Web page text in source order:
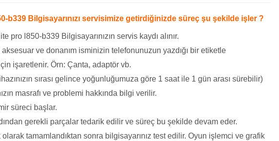
b339 Bilgisayarınızı servisimize getirdiğinizde süreç şu şekilde işler ?
pro l850-b339 Bilgisayarınızın servis kaydı alınır.
ve donanım isminizin telefonunuzun yazdığı bir etiketle
için işaretlenir. Örn: Çanta, adaptör vb.
sırası gelince yoğunluğumuza göre 1 saat ile 1 gün arası sürebilir)
masrafı ve problemi hakkında bilgi verilir.
süreci başlar.
gerekli parçalar tedarik edilir ve süreç bu şekilde devam eder.
olarak tamamlandıktan sonra bilgisayarınız test edilir. Oyun işlemci ve grafik